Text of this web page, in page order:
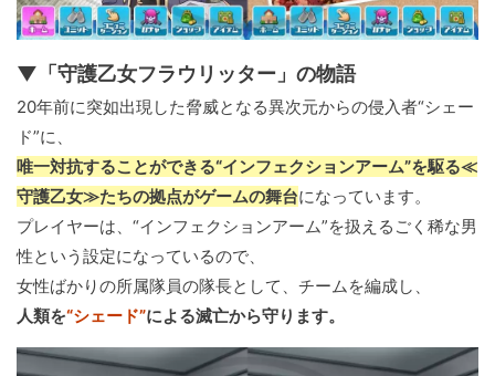
▼「守護乙女フラウリッター」の物語
20年前に突如出現した脅威となる異次元からの侵入者“シェー
ド”に、
唯一対抗することができる“インフェクションアーム”を駆る≪
守護乙女≫たちの拠点がゲームの舞台になっています。
プレイヤーは、“インフェクションアーム”を扱えるごく稀な男
性という設定になっているので、
女性ばかりの所属隊員の隊長として、チームを編成し、
人類を“シェード”による滅亡から守ります。